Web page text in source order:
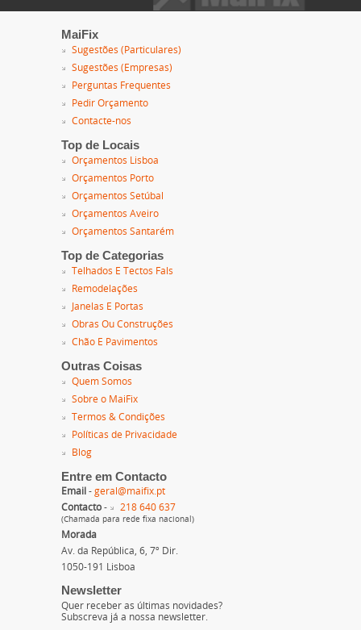
MaiFix
Sugestões (Particulares)
Sugestões (Empresas)
Perguntas Frequentes
Pedir Orçamento
Contacte-nos
Top de Locais
Orçamentos Lisboa
Orçamentos Porto
Orçamentos Setúbal
Orçamentos Aveiro
Orçamentos Santarém
Top de Categorias
Telhados E Tectos Fals
Remodelações
Janelas E Portas
Obras Ou Construções
Chão E Pavimentos
Outras Coisas
Quem Somos
Sobre o MaiFix
Termos & Condições
Políticas de Privacidade
Blog
Entre em Contacto
Email - geral@maifix.pt
Contacto - 218 640 637
(Chamada para rede fixa nacional)
Morada
Av. da República, 6, 7º Dir.
1050-191 Lisboa
Newsletter
Quer receber as últimas novidades?
Subscreva já a nossa newsletter.